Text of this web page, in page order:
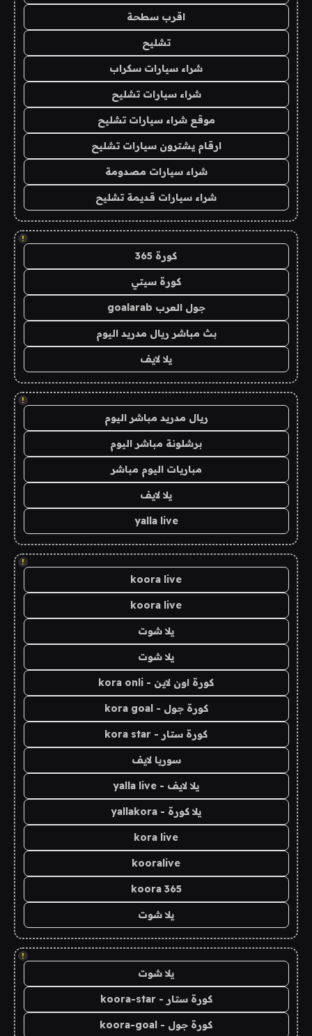
اقرب سطحة
تشليح
شراء سيارات سكراب
شراء سيارات تشليح
موقع شراء سيارات تشليح
ارقام يشترون سيارات تشليح
شراء سيارات مصدومة
شراء سيارات قديمة تشليح
!
كورة 365
كورة سيتي
جول العرب goalarab
بث مباشر ريال مدريد اليوم
يلا لايف
!
ريال مدريد مباشر اليوم
برشلونة مباشر اليوم
مباريات اليوم مباشر
يلا لايف
yalla live
!
koora live
koora live
يلا شوت
يلا شوت
كورة اون لاين - kora onli
كورة جول - kora goal
كورة ستار - kora star
سوريا لايف
يلا لايف - yalla live
يلا كورة - yallakora
kora live
kooralive
koora 365
يلا شوت
!
يلا شوت
كورة ستار - koora-star
كورة جول - koora-goal